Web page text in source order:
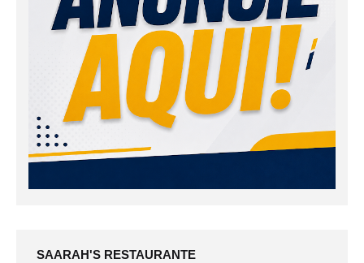
SAARAH'S RESTAURANTE